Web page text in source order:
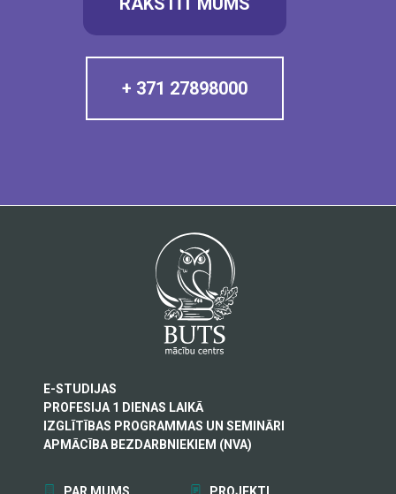
+ 371 27898000
E-STUDIJAS
PROFESIJA 1 DIENAS LAIKĀ
IZGLĪTĪBAS PROGRAMMAS UN SEMINĀRI
APMĀCĪBA BEZDARBNIEKIEM (NVA)